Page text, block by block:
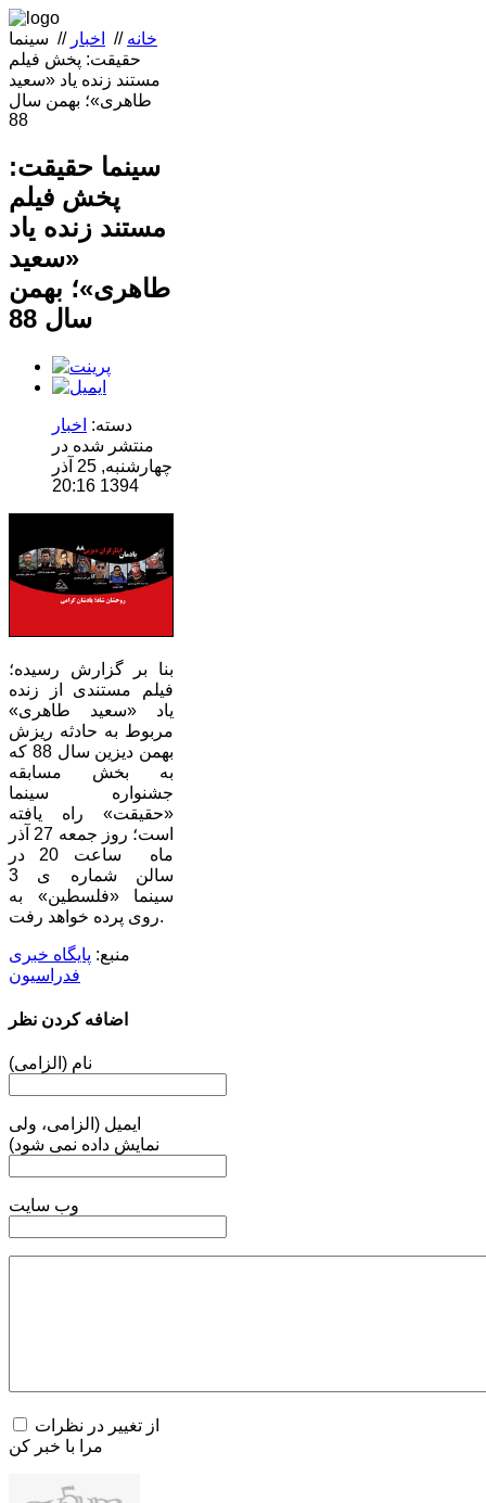
خانه // اخبار // سینما
حقیقت: پخش فیلم
مستند زنده یاد «سعید
طاهری»؛ بهمن سال
88
سینما حقیقت:
پخش فیلم
مستند زنده یاد
«سعید
طاهری»؛ بهمن
سال 88
دسته: اخبار
منتشر شده در
چهارشنبه, 25 آذر
1394 20:16
بنا بر گزارش رسیده؛‌
فیلم مستندی از زنده
یاد «سعید طاهری»
مربوط به حادثه ریزش
بهمن دیزین سال 88 که
به بخش مسابقه
جشنواره سینما
«حقیقت» راه یافته
است؛ روز جمعه 27 آذر
ماه ساعت 20 در
سالن شماره ی 3
سینما «فلسطین» به
روی پرده خواهد رفت.
منبع: پایگاه خبری
فدراسیون
اضافه کردن نظر
نام (الزامی)
ایمیل (الزامی، ولی
نمایش داده نمی شود)
وب سایت
از تغییر در نظرات
مرا با خبر کن